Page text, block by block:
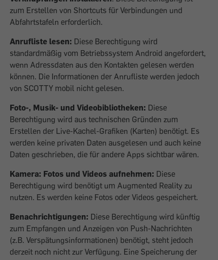
zum Erstellen von Shortcuts für ­Verbindungen und
Abfahrtstafeln erforderlich.
Anrufliste lesen: Diese Berechtigung wird
standardmäßig vom Betriebssystem Android angefordert,
wenn Adressdaten aus den Kontakten gelesen werden
können. Die Infor­mationen der Anrufliste werden jedoch
von ­SCOTTY mobil nicht gelesen.
Foto-, Musik- und Videobibliotheken: ­Diese
Berechtigung wird aus technischen Gründen zum
Erstellen der Live-Kachel-Gra­fiken (Karten) benötigt. Es
werden keine pri­vaten Daten ausgelesen und auch keine
Daten geschrieben, die für andere Apps sichtbar wären.
Kamera: Fotos und Videos aufnehmen: Diese
Berechtigung wird benötigt um Augmented Reality zu
nutzen. Es werden keine Fotos oder Videos gespeichert.
Benachrichtigungen: Diese Berechtigung wird künftig
zum Empfangen und Anzeigen von Push-Nachrichten
(z.B. Verspätungsinformationen) benötigt, steht jedoch
derzeit noch nicht zur Verfügung. Eine Speicherung der